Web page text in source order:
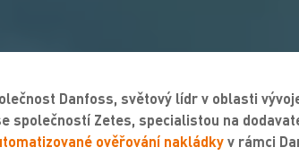
Danfoss, světový lídr v oblasti
společností Zetes, specialistou na
ověřování nakládkyv rámci